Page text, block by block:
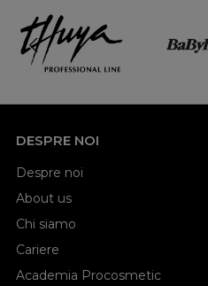
DESPRE NOI
Despre noi
About us
Chi siamo
Cariere
Academia Procosmetic